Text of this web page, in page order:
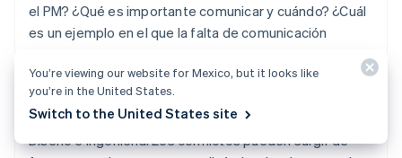
el PM? ¿Qué es importante comunicar y cuándo? ¿Cuál
es un ejemplo en el que la falta de comunicación
resolvió y qué cambió a partir de entonces desde la
perspectiva del proceso? En general, existe una
tensión natural entre los departamentos de producto,
Diseño e Ingeniería. Los conflictos pueden surgir de
You’re viewing our website for Mexico, but it looks like
you’re in the United States.
Switch to the United States site